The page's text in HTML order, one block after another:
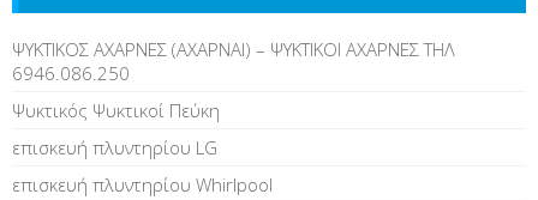
ΨΥΚΤΙΚΟΣ ΑΧΑΡΝΕΣ (ΑΧΑΡΝΑΙ) – ΨΥΚΤΙΚΟΙ ΑΧΑΡΝΕΣ ΤΗΛ
6946.086.250
Ψυκτικός Ψυκτικοί Πεύκη
επισκευή πλυντηρίου LG
επισκευή πλυντηρίου Whirlpool